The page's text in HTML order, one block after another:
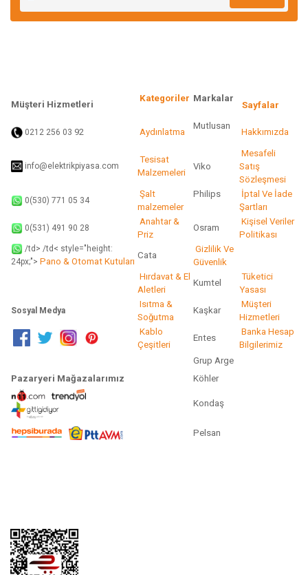
Ürün bilgilerinde hatalar bulunuyor.
Müşteri Hizmetleri
Kategoriler Markalar
Sayfalar
0212 256 03 92 Aydınlatma
Mutlusan
Hakkımızda
info@elektrikpiyasa.com
Tesisat
Malzemeleri
Viko
Mesafeli
Satış
Sözleşmesi
0(530) 771 05 34
Şalt
malzemeler
Philips
İptal Ve İade
Şartları
0(531) 491 90 28
Anahtar &
Priz
Osram
Kişisel Veriler
Politikası
/td> /td< style="height:
24px;"> Pano & Otomat Kutuları
Cata
Gizlilik Ve
Güvenlik
Hırdavat & El
Aletleri
Kumtel
Tüketici
Yasası
Sosyal Medya
Isıtma &
Soğutma
Kaşkar
Müşteri
Hizmetleri
Kablo
Çeşitleri
Entes
Banka Hesap
Bilgilerimiz
Grup Arge
Pazaryeri Mağazalarımız
Köhler
Kondaş
Pelsan